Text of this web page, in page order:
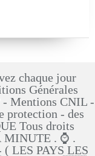
chaque jour
Générales
- Mentions CNIL -
protection - des
Tous droits
MINUTE . ⌚ .
LES PAYS LES